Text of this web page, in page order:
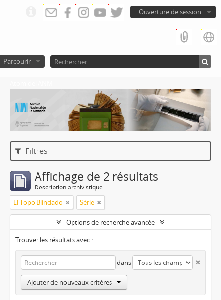
Ouverture de session
Parcourir
Filtres
Affichage de 2 résultats
Description archivistique
El Topo Blindado Série
Options de recherche avancée
Trouver les résultats avec :
dans
Ajouter de nouveaux critères